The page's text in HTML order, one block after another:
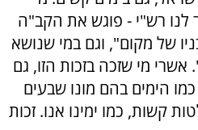
לנו רש"י - פוגש את הקב"ה
של מקום", וגם במי שנושא
מי שזכה בזכות הזו, גם
הימים בהם מונו שבעים
קשות, כמו ימינו אנו. זכות